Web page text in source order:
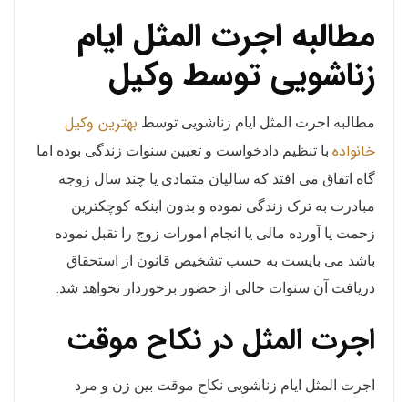
مطالبه اجرت المثل ایام
زناشویی توسط وکیل
مطالبه اجرت المثل ایام زناشویی توسط بهترین وکیل
خانواده با تنظیم دادخواست و تعیین سنوات زندگی بوده اما
گاه اتفاق می افتد که سالیان متمادی یا چند سال زوجه
مبادرت به ترک زندگی نموده و بدون اینکه کوچکترین
زحمت یا آورده مالی یا انجام امورات زوج را تقبل نموده
باشد می بایست به حسب تشخیص قانون از استحقاق
دریافت آن سنوات خالی از حضور برخوردار نخواهد شد.
اجرت المثل در نکاح موقت
اجرت المثل ایام زناشویی نکاح موقت بین زن و مرد